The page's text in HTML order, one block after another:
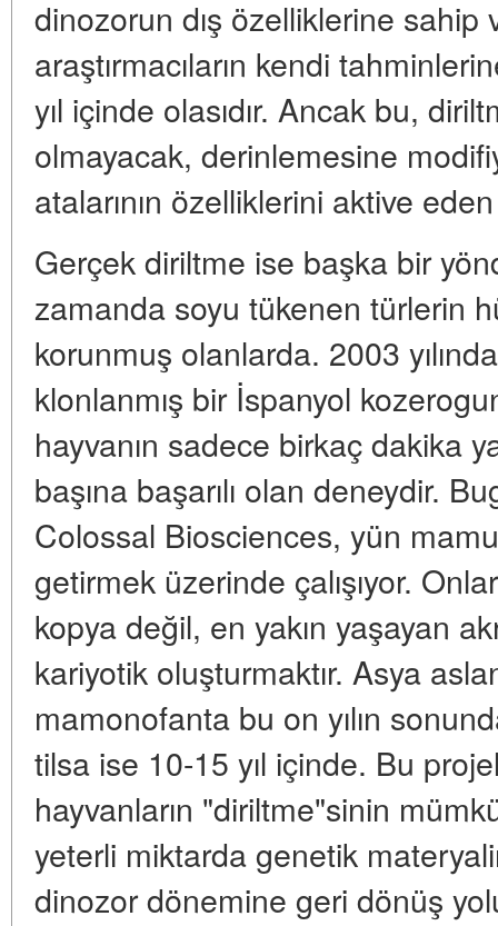
dinozorun dış özelliklerine sahip
araştırmacıların kendi
yıl içinde olasıdır. Ancak bu,
olmayacak, derinlemesine
atalarının özelliklerini aktive
Gerçek diriltme ise başka bir
zamanda soyu tükenen türlerin
korunmuş olanlarda. 2003
klonlanmış bir İspanyol
hayvanın sadece birkaç dakika
başına başarılı olan deneydir.
Colossal Biosciences, yün
getirmek üzerinde çalışıyor.
kopya değil, en yakın yaşayan
kariyotik oluşturmaktır. Asya
mamonofanta bu on yılın
tilsa ise 10-15 yıl içinde. Bu
hayvanların "diriltme"sinin
yeterli miktarda genetik
dinozor dönemine geri dönüş